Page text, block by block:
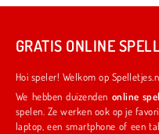
GRATIS ONLINE
Hoi speler! Welkom op
We hebben duizenden online
spelen. Ze werken ook op je
laptop, een smartphone of een tablet. We hebben iets voor spelers van alle